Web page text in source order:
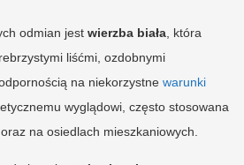
odmian jest wierzba biała, która
liśćmi, ozdobnymi
na niekorzystne warunki
wyglądowi, często stosowana
na osiedlach mieszkaniowych.